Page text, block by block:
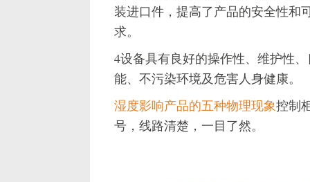
装进口件，提高了产品的安全性和
求。
4设备具有良好的操作性、维护性
能、不污染环境及危害人身健康。
湿度影响产品的五种物理现象控制
号，线路清楚，一目了然。